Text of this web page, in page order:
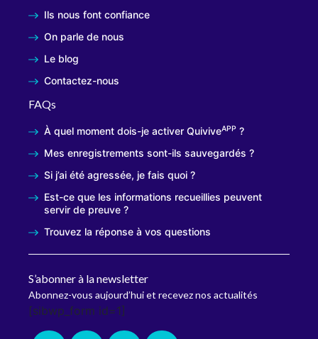
Ils nous font confiance
On parle de nous
Le blog
Contactez-nous
FAQs
À quel moment dois-je activer QuiviveAPP ?
Mes enregistrements sont-ils sauvegardés ?
Si j’ai été agressée, je fais quoi ?
Est-ce que les informations recueillies peuvent
servir de preuve ?
Trouvez la réponse à vos questions
S’abonner à la newsletter
Abonnez-vous aujourd’hui et recevez nos actualités
[sibwp_form id=1]